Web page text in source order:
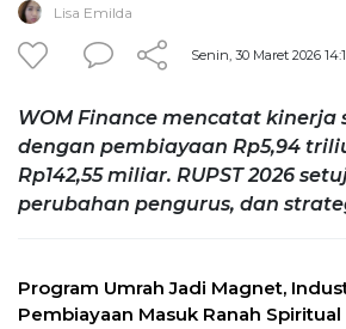
Lisa Emilda
Senin, 30 Maret 2026
WOM Finance mencatat kinerja
dengan pembiayaan Rp5,94
Rp142,55 miliar. RUPST 2026
perubahan pengurus, dan
Program Umrah Jadi Magnet,
Pembiayaan Masuk Ranah Spiritual